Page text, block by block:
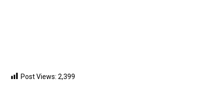
Post Views: 2,399